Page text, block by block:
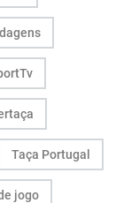
Taça Portugal
jogo